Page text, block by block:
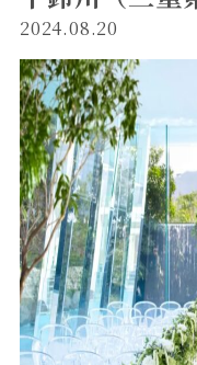
2024.08.20